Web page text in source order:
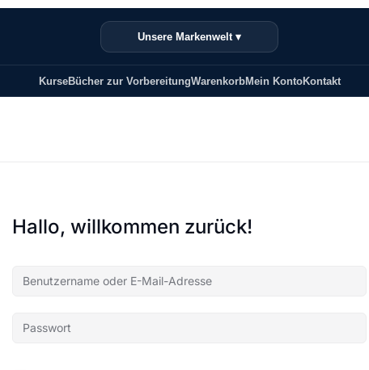
Unsere Markenwelt ▾
KurseBücher zur VorbereitungWarenkorbMein KontoKontakt
Hallo, willkommen zurück!